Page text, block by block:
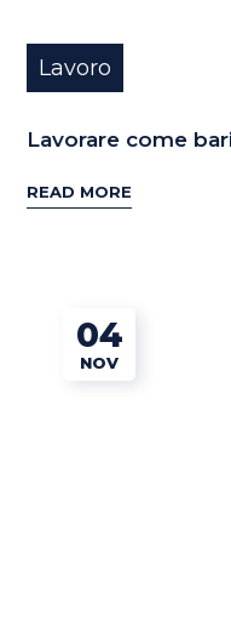
Lavoro
Lavorare come
READ MORE
04
NOV